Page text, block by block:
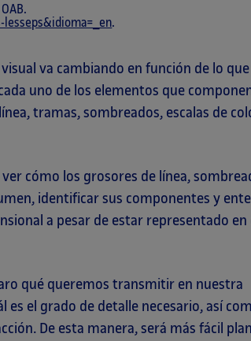
.
va cambiando en función de lo que
uno de los elementos que
tramas, sombreados, escalas de
cómo los grosores de línea,
identificar sus componentes y
a pesar de estar representado en
qué queremos transmitir en nuestra
el grado de detalle necesario, así
De esta manera, será más fácil